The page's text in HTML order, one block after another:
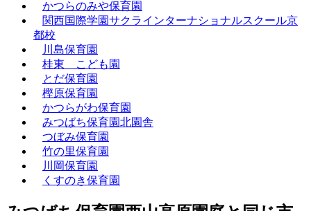
かつらのみや保育園
関西国際学園サクラインターナショナルスクール京
都校
川島保育園
桂東 こども園
とだ保育園
樫原保育園
かつらがわ保育園
みつばち保育園北園舎
つぼみ保育園
竹の里保育園
川岡保育園
くすのき保育園